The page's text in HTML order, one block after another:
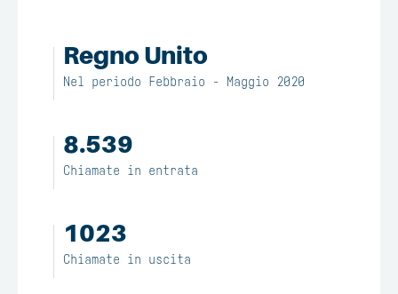
Regno Unito
Nel periodo Febbraio - Maggio 2020
8.539
Chiamate in entrata
1023
Chiamate in uscita